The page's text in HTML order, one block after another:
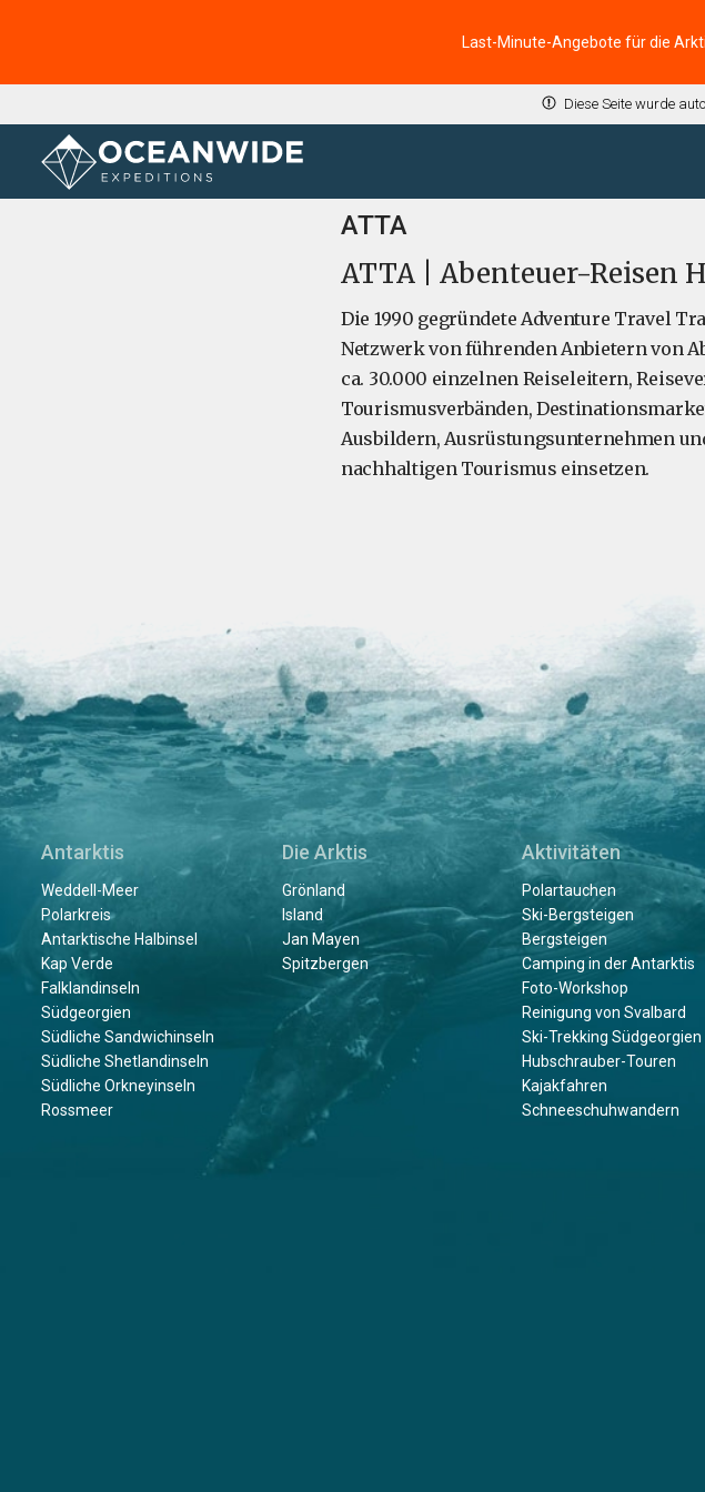
Last-Minute-Angebote für die
Diese Seite wurde
Startseite
ATTA
ATTA | Abenteuer-Reisen
Die 1990 gegründete Adventure Travel
Netzwerk von führenden Anbietern von
ca. 30.000 einzelnen Reiseleitern,
Tourismusverbänden,
Ausbildern, Ausrüstungsunternehmen
nachhaltigen Tourismus einsetzen.
Antarktis
Weddell-Meer
Polarkreis
Antarktische Halbinsel
Kap Verde
Falklandinseln
Südgeorgien
Südliche Sandwichinseln
Südliche Shetlandinseln
Südliche Orkneyinseln
Rossmeer
Die Arktis
Grönland
Island
Jan Mayen
Spitzbergen
Aktivitäten
Polartauchen
Ski-Bergsteigen
Bergsteigen
Camping in der Antarktis
Foto-Workshop
Reinigung von Svalbard
Ski-Trekking Südgeorgien
Hubschrauber-Touren
Kajakfahren
Schneeschuhwandern